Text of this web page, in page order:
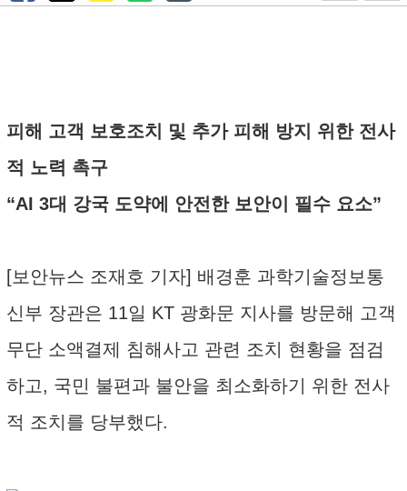
피해 고객 보호조치 및 추가 피해 방지 위한 전사
적 노력 촉구
“AI 3대 강국 도약에 안전한 보안이 필수 요소”
[보안뉴스 조재호 기자] 배경훈 과학기술정보통
신부 장관은 11일 KT 광화문 지사를 방문해 고객
무단 소액결제 침해사고 관련 조치 현황을 점검
하고, 국민 불편과 불안을 최소화하기 위한 전사
적 조치를 당부했다.